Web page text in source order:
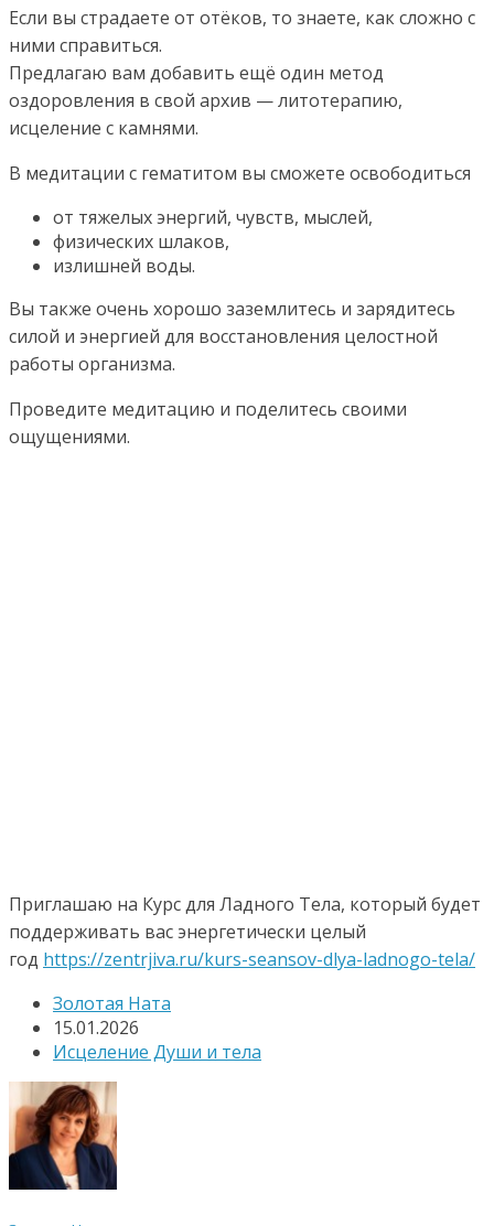
Если вы страдаете от отёков, то знаете, как сложно с
ними справиться.
Предлагаю вам добавить ещё один метод
оздоровления в свой архив — литотерапию,
исцеление с камнями.
В медитации с гематитом вы сможете освободиться
от тяжелых энергий, чувств, мыслей,
физических шлаков,
излишней воды.
Вы также очень хорошо заземлитесь и зарядитесь
силой и энергией для восстановления целостной
работы организма.
Проведите медитацию и поделитесь своими
ощущениями.
Приглашаю на Курс для Ладного Тела, который будет
поддерживать вас энергетически целый
год https://zentrjiva.ru/kurs-seansov-dlya-ladnogo-tela/
Золотая Ната
15.01.2026
Исцеление Души и тела